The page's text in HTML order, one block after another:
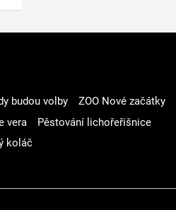
budou volby
ZOO Nové začátky
vera
Pěstování lichořeřišnice
koláč